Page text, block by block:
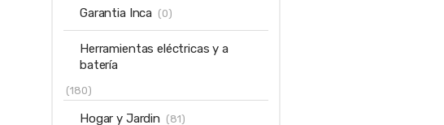
Garantia Inca (0)
Herramientas eléctricas y a
batería
(180)
Hogar y Jardin (81)